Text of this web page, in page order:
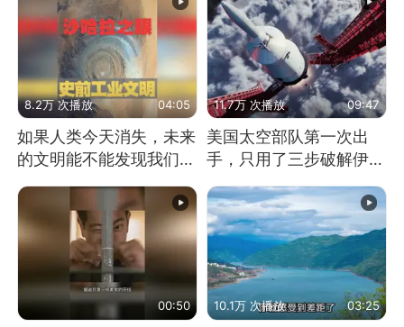
8.2万 次播放 04:05
如果人类今天消失，未来
的文明能不能发现我们存
11.7万 次播放 09:47
美国太空部队第一次出
手，只用了三步破解伊朗
00:50 10.1万 次播放 03:25